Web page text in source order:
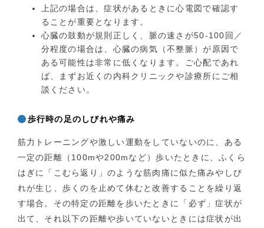
上記の場合は、症状があるときに心電図で確認す
ることが重要となります。
心臓の鼓動が規則正しく、脈の速さが50-100回／
分程度の場合は、心臓の病気（不整脈）が原因で
ある可能性は非常に低くなります。ご心配であれ
ば、まずお近くの内科クリニックや診療所にご相
談ください。
歩行時の足のしびれや痛み
筋力トレーニングや激しい運動をしていないのに、ある
一定の距離（100mや200mなど）歩いたときに、ふくら
はぎに「こむら返り」のような筋肉痛に似た痛みやしび
れが生じ、歩くのを止めて休むと改善することを繰り返
す場合。その特定の距離を歩いたときに「必ず」症状が
出て、それ以下の距離や歩いていないときには症状が出